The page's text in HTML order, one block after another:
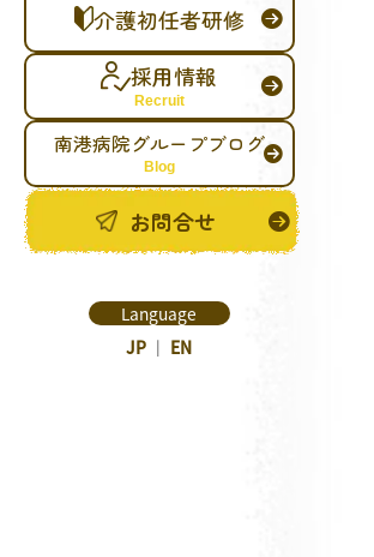
介護初任者研修
採用情報
Recruit
南港病院グループブログ
Blog
お問合せ
Language
JP ｜ EN